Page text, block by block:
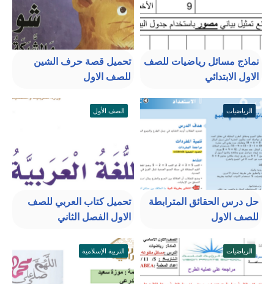
نماذج مسائل رياضيات للصف
الاول الابتدائي
تحميل قصة حرف الشين
للصف الاول
الرياضيات
حل درس الحقائق المترابطة
للصف الاول
الصف الأول
تحميل كتاب العربي للصف
الاول الفصل الثاني
الرياضيات التربية الإسلامية